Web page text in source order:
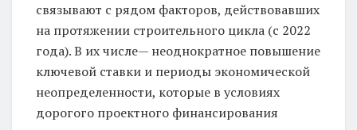
связывают с рядом факторов, действовавших
на протяжении строительного цикла (с 2022
года). В их числе— неоднократное повышение
ключевой ставки и периоды экономической
неопределенности, которые в условиях
дорогого проектного финансирования